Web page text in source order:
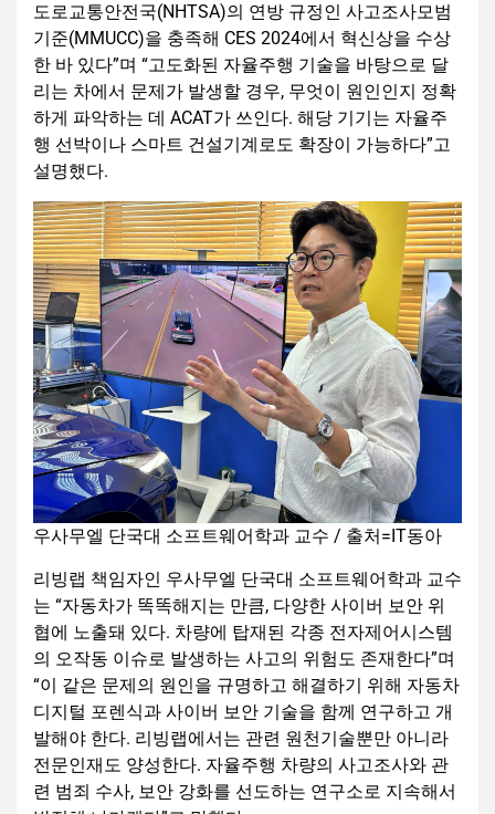
도로교통안전국(NHTSA)의 연방 규정인 사고조사모범
기준(MMUCC)을 충족해 CES 2024에서 혁신상을 수상
한 바 있다”며 “고도화된 자율주행 기술을 바탕으로 달
리는 차에서 문제가 발생할 경우, 무엇이 원인인지 정확
하게 파악하는 데 ACAT가 쓰인다. 해당 기기는 자율주
행 선박이나 스마트 건설기계로도 확장이 가능하다”고
설명했다.
우사무엘 단국대 소프트웨어학과 교수 / 출처=IT동아
리빙랩 책임자인 우사무엘 단국대 소프트웨어학과 교수
는 “자동차가 똑똑해지는 만큼, 다양한 사이버 보안 위
협에 노출돼 있다. 차량에 탑재된 각종 전자제어시스템
의 오작동 이슈로 발생하는 사고의 위험도 존재한다”며
“이 같은 문제의 원인을 규명하고 해결하기 위해 자동차
디지털 포렌식과 사이버 보안 기술을 함께 연구하고 개
발해야 한다. 리빙랩에서는 관련 원천기술뿐만 아니라
전문인재도 양성한다. 자율주행 차량의 사고조사와 관
련 범죄 수사, 보안 강화를 선도하는 연구소로 지속해서